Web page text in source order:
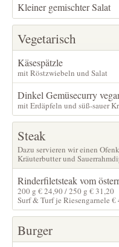
Kleiner gemischter Salat
Vegetarisch
Käsespätzle
mit Röstzwiebeln und Salat
Dinkel Gemüsecurry
mit Erdäpfeln und süß-sauer
Steak
Dazu servieren wir einen
Kräuterbutter und
Rinderfiletsteak vom
200 g € 24,90 / 250 g € 31,20
Surf & Turf je Riesengarnele €
Burger